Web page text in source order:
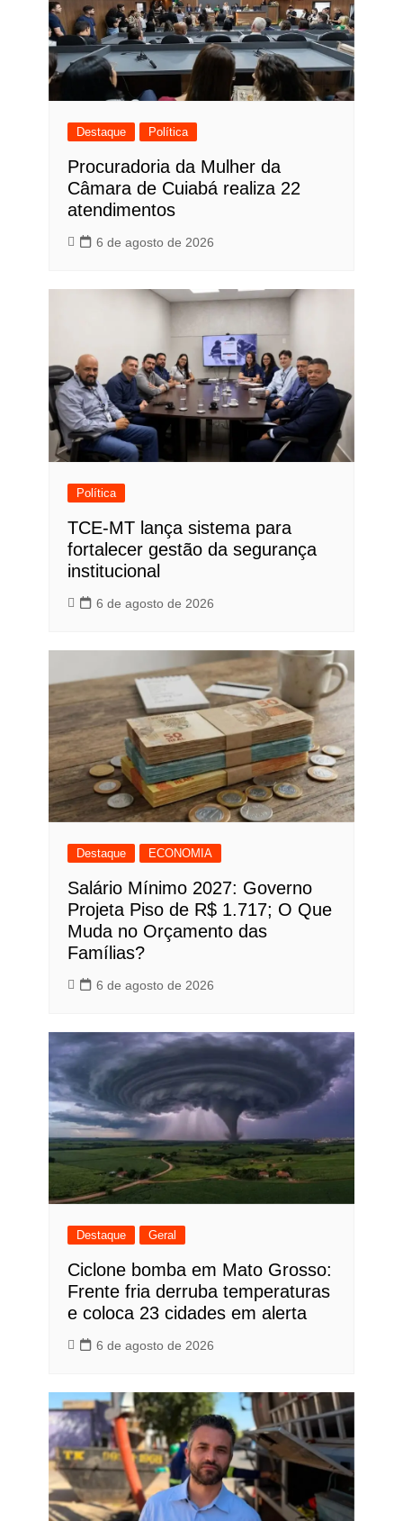
Destaque Política
Procuradoria da Mulher da
Câmara de Cuiabá realiza 22
atendimentos
6 de agosto de 2026
Política
TCE-MT lança sistema para
fortalecer gestão da segurança
institucional
6 de agosto de 2026
Destaque ECONOMIA
Salário Mínimo 2027: Governo
Projeta Piso de R$ 1.717; O Que
Muda no Orçamento das
Famílias?
6 de agosto de 2026
Destaque Geral
Ciclone bomba em Mato Grosso:
Frente fria derruba temperaturas
e coloca 23 cidades em alerta
6 de agosto de 2026